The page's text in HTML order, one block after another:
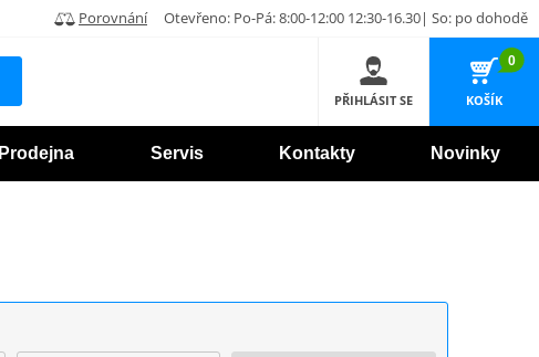
Porovnání Otevřeno: Po-Pá: 8:00-12:00 12:30-16.30| So: po dohodě
PŘIHLÁSIT SE
0
KOŠÍK
Prodejna Servis Kontakty Novinky